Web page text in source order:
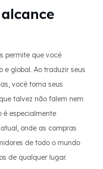
permite que você
e global. Ao traduzir seus
você torna seus
talvez não falem nem
é especialmente
onde as compras
de todo o mundo
de qualquer lugar.